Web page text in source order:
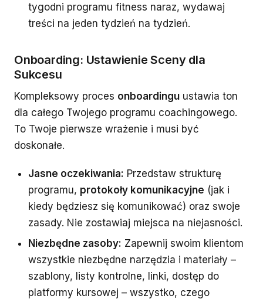
tygodni programu fitness naraz, wydawaj
treści na jeden tydzień na tydzień.
Onboarding: Ustawienie Sceny dla
Sukcesu
Kompleksowy proces onboardingu ustawia ton
dla całego Twojego programu coachingowego.
To Twoje pierwsze wrażenie i musi być
doskonałe.
Jasne oczekiwania: Przedstaw strukturę
programu, protokoły komunikacyjne (jak i
kiedy będziesz się komunikować) oraz swoje
zasady. Nie zostawiaj miejsca na niejasności.
Niezbędne zasoby: Zapewnij swoim klientom
wszystkie niezbędne narzędzia i materiały –
szablony, listy kontrolne, linki, dostęp do
platformy kursowej – wszystko, czego